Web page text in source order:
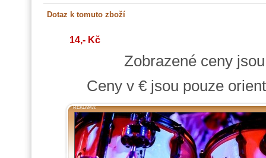
14,- Kč
Zobrazené ceny
Ceny v € jsou pouze
REKLAMA: